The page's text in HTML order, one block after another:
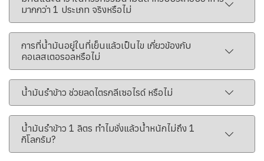
มากกว่า 1 ประเภท จริงหรือไม่
การที่น้ำมันอยู่ในที่เย็นแล้วเป็นไข เกี่ยวข้องกับ
คอเลสเตอรอลหรือไม่
น้ำมันรำข้าว ช่วยลดไตรกลีเซอไรด์ หรือไม่
น้ำมันรำข้าว 1 ลิตร ทำไมชั่งแล้วน้ำหนักไม่ถึง 1
กิโลกรัม?